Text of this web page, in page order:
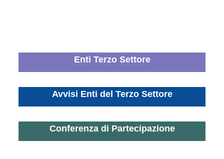
Enti Terzo Settore
Avvisi Enti del Terzo Settore
Conferenza di Partecipazione